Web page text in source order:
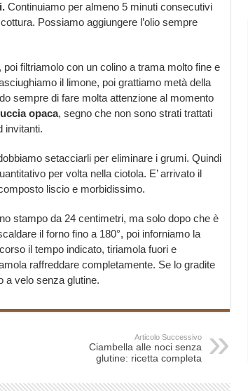
Continuiamo per almeno 5 minuti consecutivi
Possiamo aggiungere l’olio sempre
filtriamolo con un colino a trama molto fine e
il limone, poi grattiamo metà della
sempre di fare molta attenzione al momento
opaca, segno che non sono strati trattati
invitanti.
setacciarli per eliminare i grumi. Quindi
per volta nella ciotola. E’ arrivato il
liscio e morbidissimo.
stampo da 24 centimetri, ma solo dopo che è
il forno fino a 180°, poi inforniamo la
il tempo indicato, tiriamola fuori e
raffreddare completamente. Se lo gradite
a velo senza glutine.
Articolo Successivo
Ciambella alle noci senza
glutine: ricetta completa